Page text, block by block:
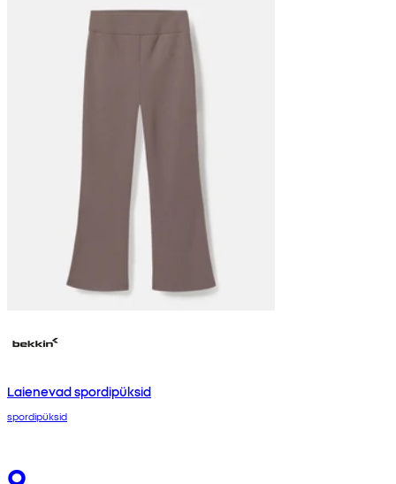
Laienevad spordipüksid
spordipüksid